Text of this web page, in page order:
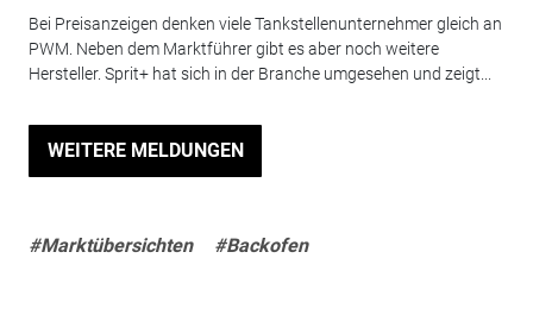
Bei Preisanzeigen denken viele Tankstellenunternehmer gleich an
PWM. Neben dem Marktführer gibt es aber noch weitere
Hersteller. Sprit+ hat sich in der Branche umgesehen und zeigt...
WEITERE MELDUNGEN
#Marktübersichten #Backofen